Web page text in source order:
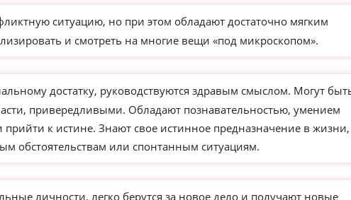
ситуацию, но при этом обладают достаточно мягким
и смотреть на многие вещи «под микроскопом».
достатку, руководствуются здравым смыслом. Могут
привередливыми. Обладают познавательностью, умением
прийти к истине. Знают свое истинное предназначение в жизни,
обстоятельствам или спонтанным ситуациям.
личности, легко берутся за новое дело и получают новые